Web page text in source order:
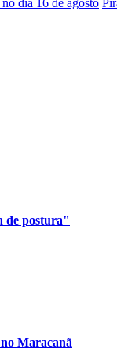
de postura"
Maracanã